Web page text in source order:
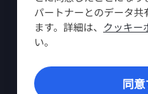
パートナーとのデータ共
ます。詳細は、 クッキー
い。
同
第三者によるレ
学生・社員割引
購入先
プレスルーム
VPNアプリ